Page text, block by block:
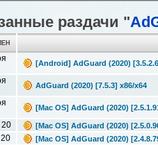
раздачи "
[Android] AdGuard (2020)
AdGuard (2020) [7.5.3] x86/x64
[Mac OS] AdGuard (2020)
20 [Mac OS] AdGuard (2020)
[Mac OS] AdGuard (2020)